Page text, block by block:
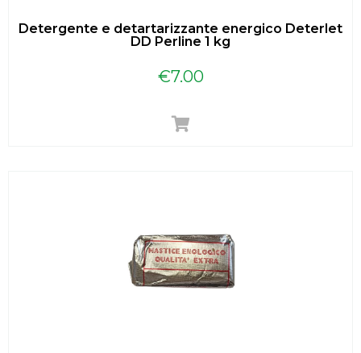
Detergente e detartarizzante energico Deterlet
DD Perline 1 kg
€7.00